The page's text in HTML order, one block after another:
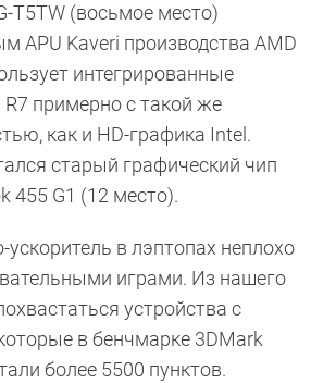
T5TW (восьмое место)
APU Kaveri производства AMD
интегрированные
примерно с такой же
как и HD-графика Intel.
старый графический чип
455 G1 (12 место).
в лэптопах неплохо
играми. Из нашего
устройства с
в бенчмарке 3DMark
более 5500 пунктов.